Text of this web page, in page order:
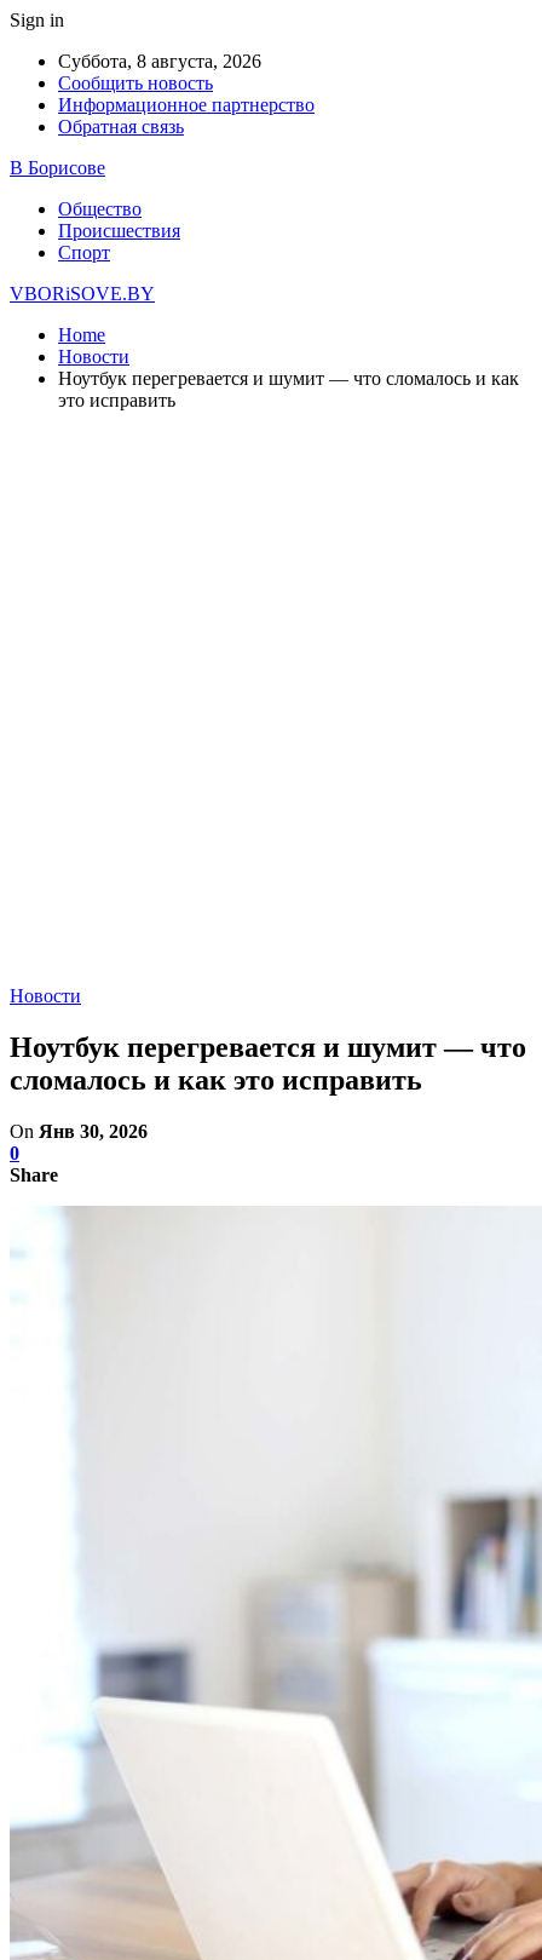
Sign in
Суббота, 8 августа, 2026
Сообщить новость
Информационное партнерство
Обратная связь
В Борисове
Общество
Происшествия
Спорт
VBORiSOVE.BY
Home
Новости
Ноутбук перегревается и шумит — что сломалось и как
это исправить
Новости
Ноутбук перегревается и шумит — что
сломалось и как это исправить
On Янв 30, 2026
0
Share